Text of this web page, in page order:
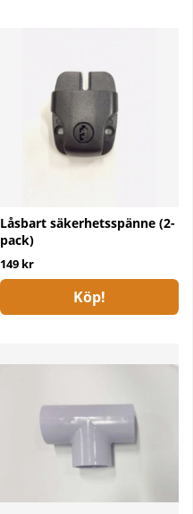
Låsbart säkerhetsspänne (2-
pack)
149 kr
Köp!